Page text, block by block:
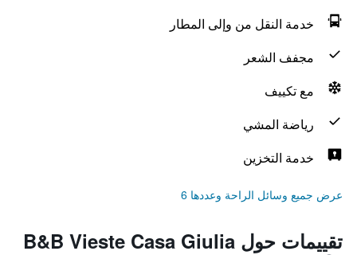
خدمة النقل من وإلى المطار
مجفف الشعر
مع تكييف
رياضة المشي
خدمة التخزين
عرض جميع وسائل الراحة وعددها 6
تقييمات حول B&B Vieste Casa Giulia